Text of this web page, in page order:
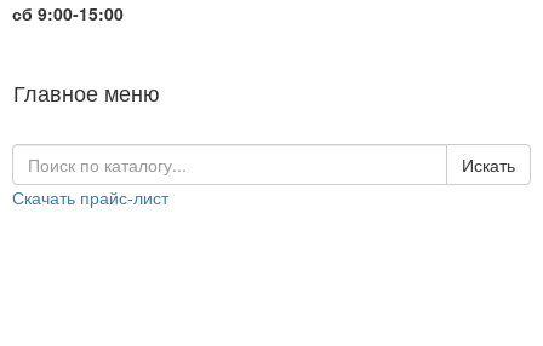
сб 9:00-15:00
Главное меню
Искать
Скачать прайс-лист